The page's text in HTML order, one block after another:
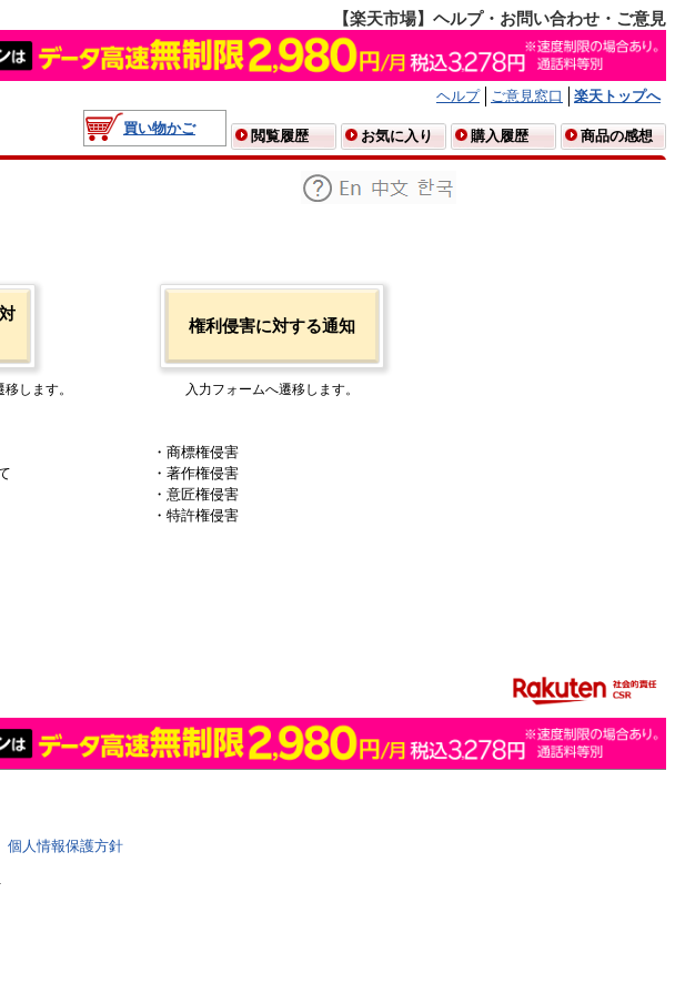
【楽天市場】ヘルプ・お問い合わせ・ご意見
ヘルプ ご意見窓口
楽天トップへ
買い物かご
閲覧履歴 お気に入り 購入履歴 商品の感想
します。
権利侵害に対する通知
入力フォームへ遷移します。
・商標権侵害
・著作権侵害
・意匠権侵害
・特許権侵害
個人情報保護方針